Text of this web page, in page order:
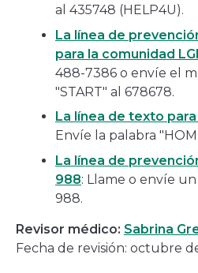
al 435748 (HELP4U).
La línea de
para la comunidad
488-7386 o envíe el
"START" al 678678.
La línea de texto
Envíe la palabra
La línea de
988: Llame o envíe
988.
Revisor médico: Sabrina
Fecha de revisión: octubre